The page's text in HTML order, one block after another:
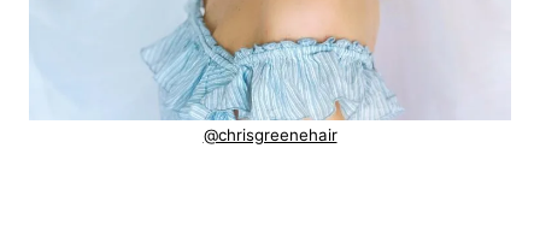
@chrisgreenehair